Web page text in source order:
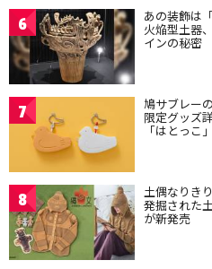
6 あの装飾は
火焔型土器
インの秘密
7 鳩サブレー
限定グッズ
「はとっこ」
8 土偶なりき
発掘された
が新発売